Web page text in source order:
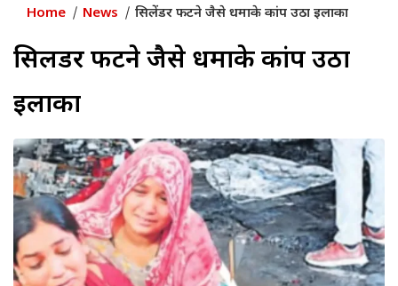
Home News सिलेंडर फटने जैसे धमाके कांप उठा इलाका
सिलेंडर फटने जैसे धमाके कांप उठा
इलाका